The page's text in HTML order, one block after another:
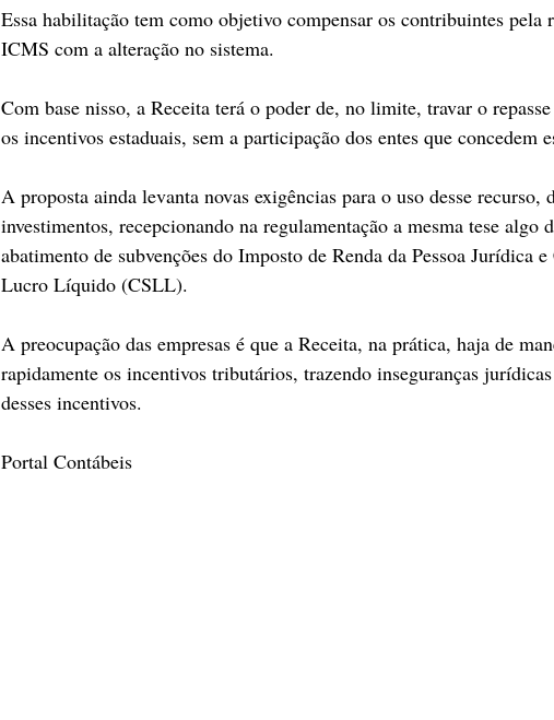
Essa habilitação tem como objetivo compensar os contribuintes pela
ICMS com a alteração no sistema.
Com base nisso, a Receita terá o poder de, no limite, travar o
os incentivos estaduais, sem a participação dos entes que concedem
A proposta ainda levanta novas exigências para o uso desse recurso,
investimentos, recepcionando na regulamentação a mesma tese algo
abatimento de subvenções do Imposto de Renda da Pessoa Jurídica
Lucro Líquido (CSLL).
A preocupação das empresas é que a Receita, na prática, haja de
rapidamente os incentivos tributários, trazendo inseguranças
desses incentivos.
Portal Contábeis